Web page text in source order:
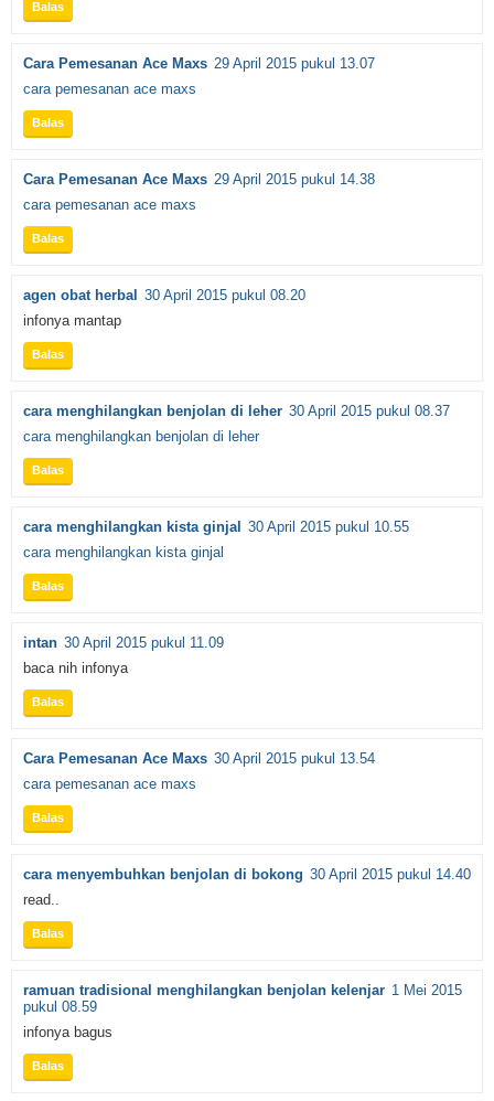
Balas
Cara Pemesanan Ace Maxs 29 April 2015 pukul 13.07
cara pemesanan ace maxs
Balas
Cara Pemesanan Ace Maxs 29 April 2015 pukul 14.38
cara pemesanan ace maxs
Balas
agen obat herbal
30 April 2015 pukul 08.20
infonya mantap
Balas
cara menghilangkan benjolan di leher 30 April 2015 pukul 08.37
cara menghilangkan benjolan di leher
Balas
cara menghilangkan kista ginjal
30 April 2015 pukul 10.55
cara menghilangkan kista ginjal
Balas
intan 30 April 2015 pukul 11.09
baca nih infonya
Balas
Cara Pemesanan Ace Maxs 30 April 2015 pukul 13.54
cara pemesanan ace maxs
Balas
cara menyembuhkan benjolan di bokong 30 April 2015 pukul 14.40
read..
Balas
ramuan tradisional menghilangkan benjolan kelenjar 1 Mei 2015
pukul 08.59
infonya bagus
Balas